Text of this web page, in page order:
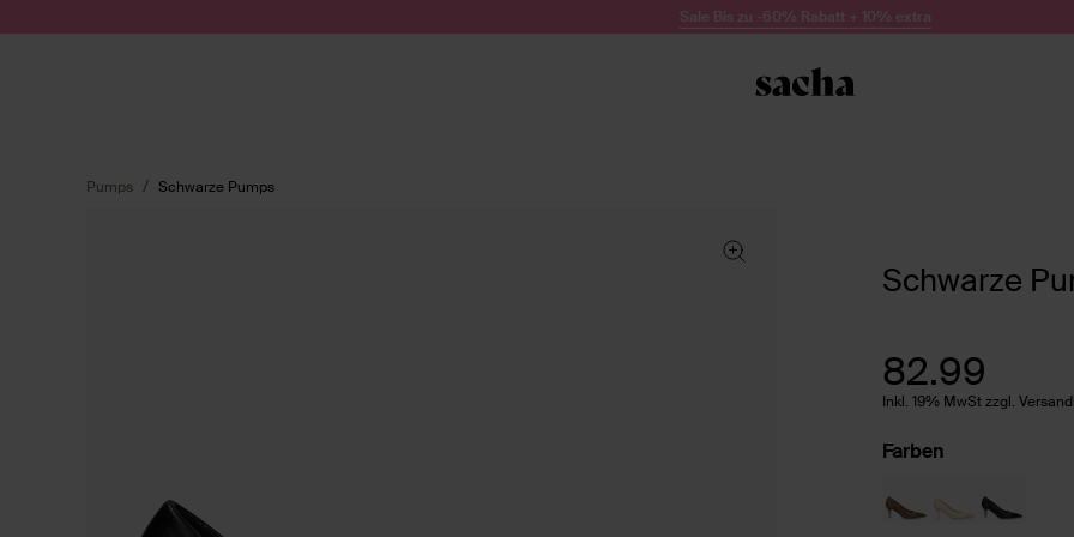
Sale Bis zu -60% Rabatt + 10% extra
Pumps Schwarze Pumps
Schwarze
82.99
Inkl. 19% MwSt zzgl.
Farben